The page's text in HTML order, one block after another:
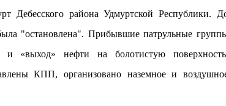
Дебесского района Удмуртской Республики.
"остановлена". Прибывшие патрульные
и «выход» нефти на болотистую
КПП, организовано наземное и